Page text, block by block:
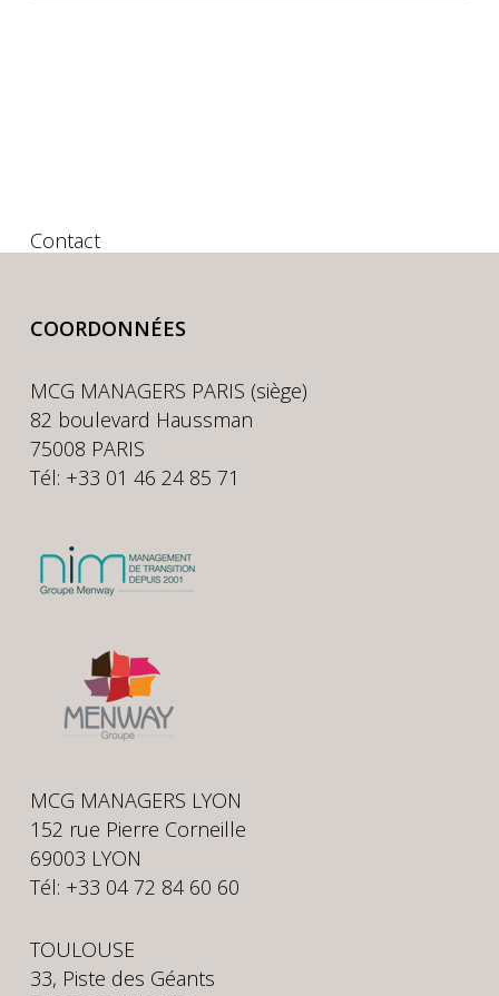
Contact
COORDONNÉES
MCG MANAGERS PARIS (siège)
82 boulevard Haussman
75008 PARIS
Tél: +33 01 46 24 85 71
MCG MANAGERS LYON
152 rue Pierre Corneille
69003 LYON
Tél: +33 04 72 84 60 60
TOULOUSE
33, Piste des Géants